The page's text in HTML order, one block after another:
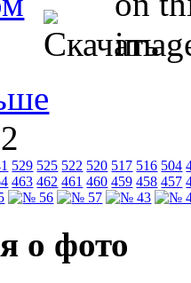
529 525 522 520 517 516 504
463 462 461 460 459 458 457
о фото